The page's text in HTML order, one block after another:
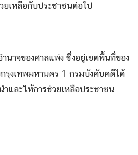
ยเหลือกับประชาชนต่อไป
นาจของศาลแพ่ง ซึ่งอยู่เขตพื้นที่ของ
รุงเทพมหานคร 1 กรมบังคับคดีได้
ำและให้การช่วยเหลือประชาชน